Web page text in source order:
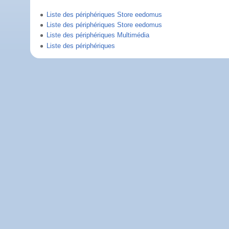
Liste des périphériques Store eedomus
Liste des périphériques Store eedomus
Liste des périphériques Multimédia
Liste des périphériques